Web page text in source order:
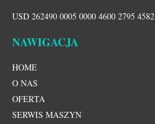
USD 262490 0005 0000 4600 2795 4582
NAWIGACJA
HOME
O NAS
OFERTA
SERWIS MASZYN